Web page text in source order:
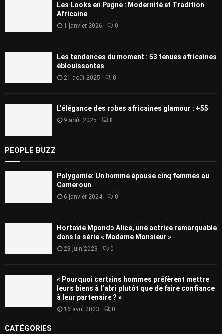
Les Looks en Pagne : Modernité et Tradition
Africaine
1 janvier 2026 0
Les tendances du moment : 53 tenues africaines
éblouissantes
21 août 2025 0
L’élégance des robes africaines glamour : +55
9 août 2025 0
PEOPLE BUZZ
Polygamie: Un homme épouse cinq femmes au
Cameroun
6 janvier 2024 0
Hortavie Mpondo Alice, une actrice remarquable
dans la série « Madame Monsieur »
23 juin 2023 0
« Pourquoi certains hommes préfèrent mettre
leurs biens à l’abri plutôt que de faire confiance
à leur partenaire ? »
16 avril 2023 0
CATÉGORIES